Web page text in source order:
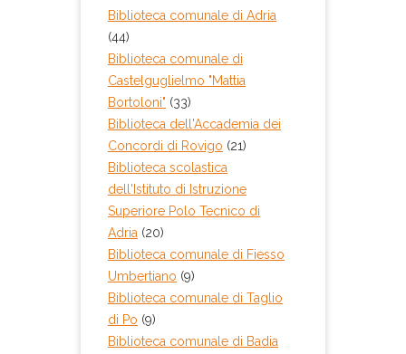
Biblioteca comunale di Adria
(44)
Biblioteca comunale di
Castelguglielmo "Mattia
Bortoloni" (33)
Biblioteca dell'Accademia dei
Concordi di Rovigo (21)
Biblioteca scolastica
dell'Istituto di Istruzione
Superiore Polo Tecnico di
Adria (20)
Biblioteca comunale di Fiesso
Umbertiano (9)
Biblioteca comunale di Taglio
di Po (9)
Biblioteca comunale di Badia